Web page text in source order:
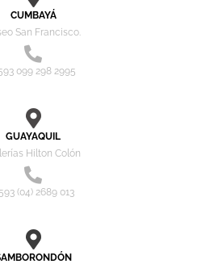
CUMBAYÁ
San Francisco.
099 298 2995
GUAYAQUIL
Hilton Colón
(04) 2689 013